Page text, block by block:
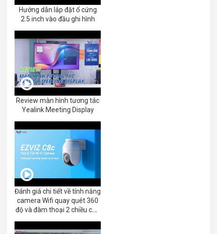
Hướng dẫn lắp đặt ổ cứng
2.5 inch vào đầu ghi hình
Review màn hình tương tác
Yealink Meeting Display
Đánh giá chi tiết về tính năng
camera Wifi quay quét 360
độ và đàm thoại 2 chiều của